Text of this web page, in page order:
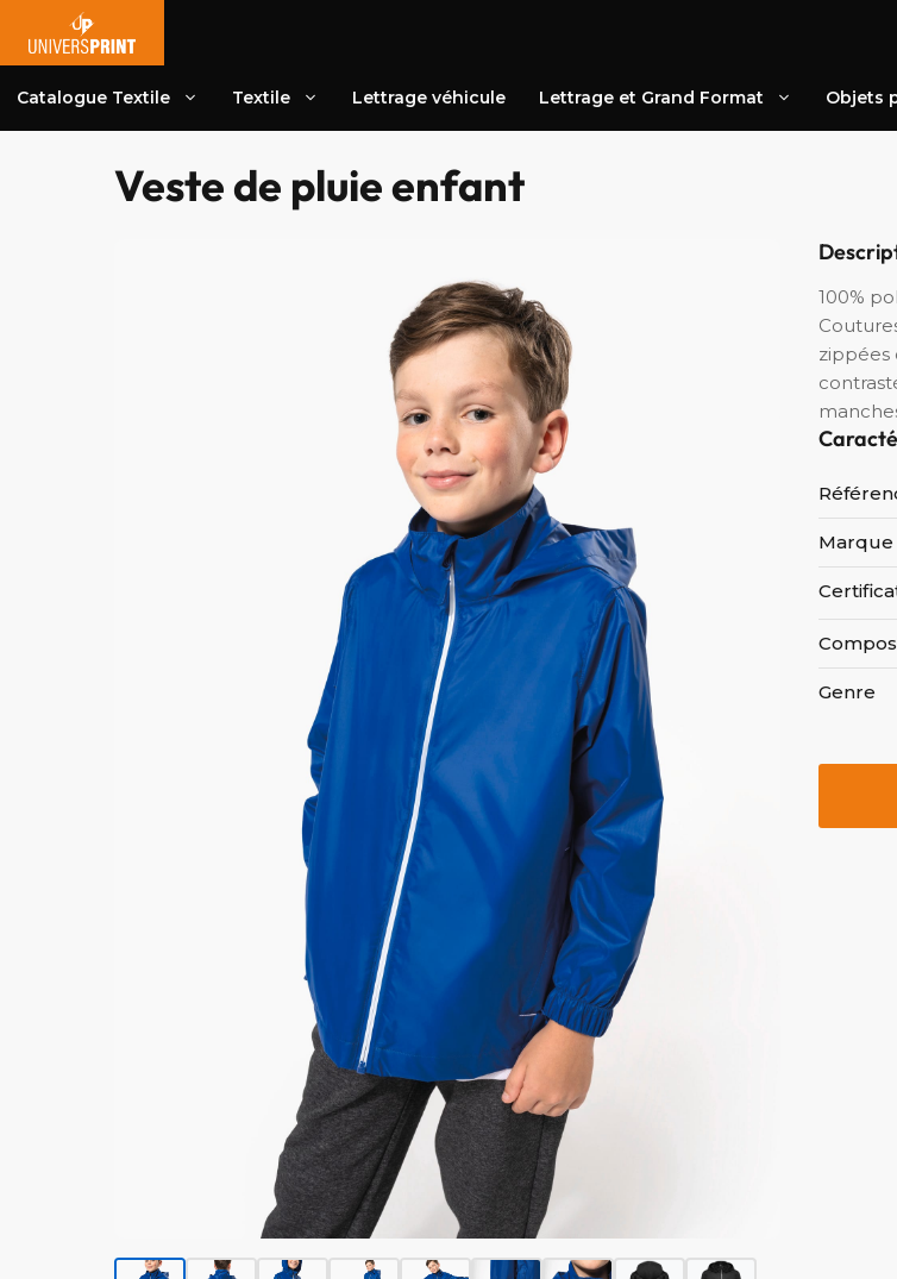
contenu
Catalogue Textile Textile Lettrage véhicule Lettrage et Grand Format Objets
Veste de pluie enfant
100%
zippées
Marque
Genre